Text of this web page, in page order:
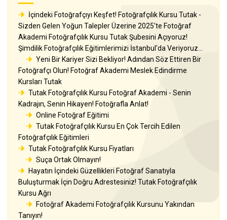
İçindeki Fotoğrafçıyı Keşfet! Fotoğrafçılık Kursu Tutak -
Sizden Gelen Yoğun Talepler Üzerine 2025'te Fotoğraf
Akademi Fotoğrafçılık Kursu Tutak Şubesini Açıyoruz!
Şimdilik Fotoğrafçılık Eğitimlerimizi İstanbul'da Veriyoruz...
Yeni Bir Kariyer Sizi Bekliyor! Adından Söz Ettiren Bir
Fotoğrafçı Olun! Fotoğraf Akademi Meslek Edindirme
Kursları Tutak
Tutak Fotoğrafçılık Kursu Fotoğraf Akademi - Senin
Kadrajın, Senin Hikayen! Fotoğrafla Anlat!
Online Fotoğraf Eğitimi
Tutak Fotoğrafçılık Kursu En Çok Tercih Edilen
Fotoğrafçılık Eğitimleri
Tutak Fotoğrafçılık Kursu Fiyatları
Suça Ortak Olmayın!
Hayatın İçindeki Güzellikleri Fotoğraf Sanatıyla
Buluşturmak İçin Doğru Adrestesiniz! Tutak Fotoğrafçılık
Kursu Ağrı
Fotoğraf Akademi Fotoğrafçılık Kursunu Yakından
Tanıyın!